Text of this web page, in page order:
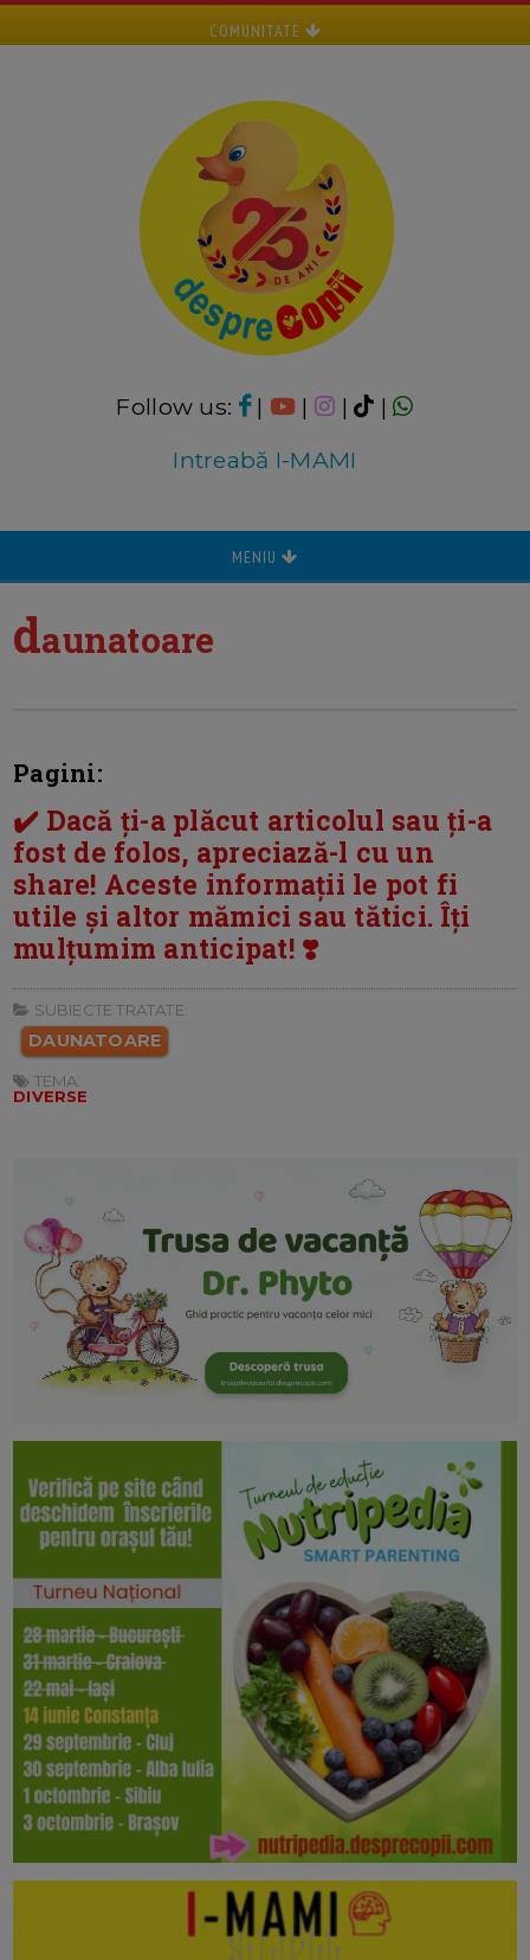
COMUNITATE
Follow us: | | |
|
Intreabă I-MAMI
MENIU
daunatoare
Pagini:
✔️ Dacă ți-a plăcut articolul sau ți-a
fost de folos, apreciază-l cu un
share! Aceste informații le pot fi
utile și altor mămici sau tătici. Îți
mulțumim anticipat! ❣️
SUBIECTE TRATATE:
DAUNATOARE
TEMA:
DIVERSE